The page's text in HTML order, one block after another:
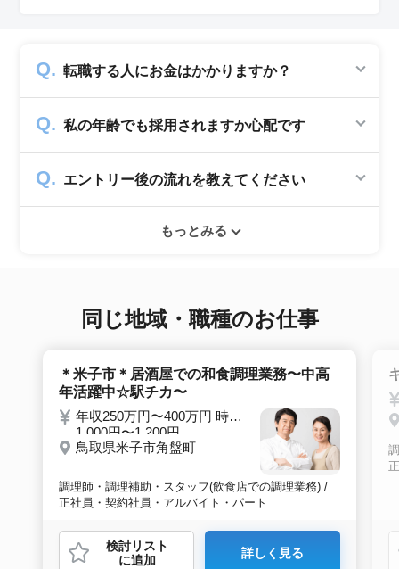
転職する人にお金はかかりますか？
していますので、転職希望者の方からは費用は
一切発生致しません。
私の年齢でも採用されますか心配です
業のみ掲載をしています。60代・70代以上の
就職実績も多数ありますので年齢に気負いせず
ぜひ紹介依頼へ進んでください。
エントリー後の流れを教えてください
ーとヒアリングのお時間を頂きます。その後希
もっとみる
同じ地域・職種のお仕事
＊米子市＊居酒屋での和食調理業務〜中高
年活躍中☆駅チカ〜
年収250万円〜400万円 時給
1,000円〜1,200円
鳥取県米子市角盤町
調理師・調理補助・スタッフ(飲食店での調理業務) /
正社員・契約社員・アルバイト・パート
検討リスト
に追加
詳しく見る